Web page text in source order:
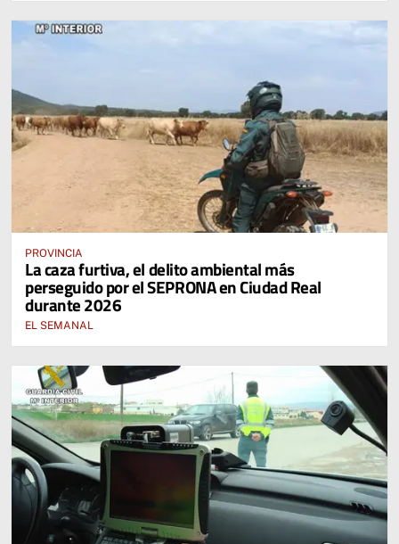
PROVINCIA
La caza furtiva, el delito ambiental más
perseguido por el SEPRONA en Ciudad Real
durante 2026
EL SEMANAL